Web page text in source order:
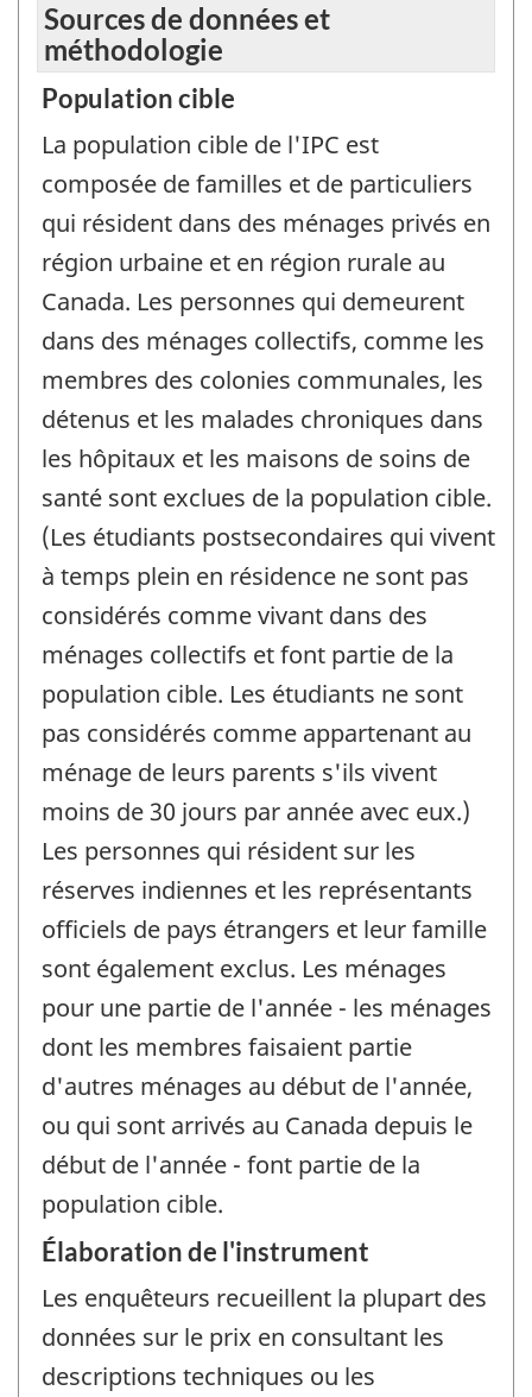
Sources de données et
méthodologie
Population cible
La population cible de l'IPC est
composée de familles et de particuliers
qui résident dans des ménages privés en
région urbaine et en région rurale au
Canada. Les personnes qui demeurent
dans des ménages collectifs, comme les
membres des colonies communales, les
détenus et les malades chroniques dans
les hôpitaux et les maisons de soins de
santé sont exclues de la population cible.
(Les étudiants postsecondaires qui vivent
à temps plein en résidence ne sont pas
considérés comme vivant dans des
ménages collectifs et font partie de la
population cible. Les étudiants ne sont
pas considérés comme appartenant au
ménage de leurs parents s'ils vivent
moins de 30 jours par année avec eux.)
Les personnes qui résident sur les
réserves indiennes et les représentants
officiels de pays étrangers et leur famille
sont également exclus. Les ménages
pour une partie de l'année - les ménages
dont les membres faisaient partie
d'autres ménages au début de l'année,
ou qui sont arrivés au Canada depuis le
début de l'année - font partie de la
population cible.
Élaboration de l'instrument
Les enquêteurs recueillent la plupart des
données sur le prix en consultant les
descriptions techniques ou les